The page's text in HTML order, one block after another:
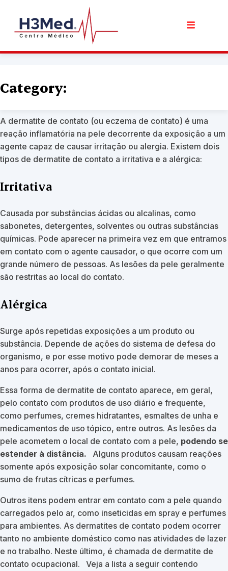
Category:
A dermatite de contato (ou eczema de contato) é uma
reação inflamatória na pele decorrente da exposição a um
agente capaz de causar irritação ou alergia. Existem dois
tipos de dermatite de contato a irritativa e a alérgica:
Irritativa
Causada por substâncias ácidas ou alcalinas, como
sabonetes, detergentes, solventes ou outras substâncias
químicas. Pode aparecer na primeira vez em que entramos
em contato com o agente causador, o que ocorre com um
grande número de pessoas. As lesões da pele geralmente
são restritas ao local do contato.
Alérgica
Surge após repetidas exposições a um produto ou
substância. Depende de ações do sistema de defesa do
organismo, e por esse motivo pode demorar de meses a
anos para ocorrer, após o contato inicial.
Essa forma de dermatite de contato aparece, em geral,
pelo contato com produtos de uso diário e frequente,
como perfumes, cremes hidratantes, esmaltes de unha e
medicamentos de uso tópico, entre outros. As lesões da
pele acometem o local de contato com a pele, podendo se
estender à distância. Alguns produtos causam reações
somente após exposição solar concomitante, como o
sumo de frutas cítricas e perfumes.
Outros itens podem entrar em contato com a pele quando
carregados pelo ar, como inseticidas em spray e perfumes
para ambientes. As dermatites de contato podem ocorrer
tanto no ambiente doméstico como nas atividades de lazer
e no trabalho. Neste último, é chamada de dermatite de
contato ocupacional. Veja a lista a seguir contendo